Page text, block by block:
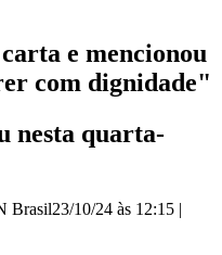
e mencionou
com dignidade"
nesta quarta-
Brasil23/10/24 às 12:15 |